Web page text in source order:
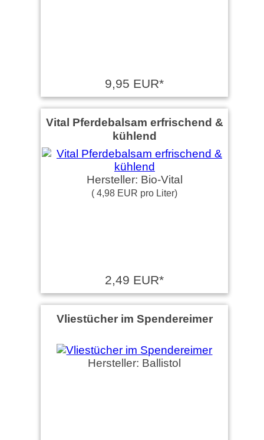
9,95 EUR*
Vital Pferdebalsam erfrischend &
kühlend
Hersteller: Bio-Vital
( 4,98 EUR pro Liter)
2,49 EUR*
Vliestücher im Spendereimer
Hersteller: Ballistol